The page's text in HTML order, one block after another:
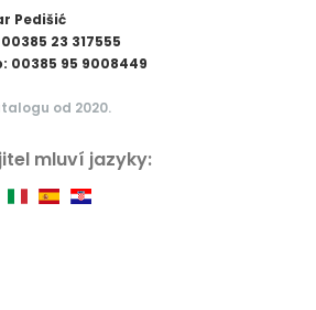
Pedišić
23 317555
00385 95 9008449
od 2020.
mluví jazyky: